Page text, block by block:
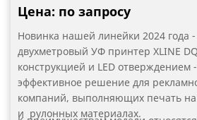
Уф принтеры для печати по дереву,
Оборудование для типографии
Широкоформатные принтеры LIYU
Принтеры для мебели и фасадов
Цена: по запросу
Новинка нашей линейки 2024 года
двухметровый УФ принтер XLINE
конструкцией и LED отверждением
эффективное решение для
компаний, выполняющих печать на
и рулонных материалах.